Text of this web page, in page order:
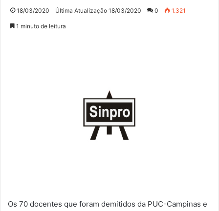
18/03/2020 Última Atualização 18/03/2020 0 1.321
1 minuto de leitura
Os 70 docentes que foram demitidos da PUC-Campinas e